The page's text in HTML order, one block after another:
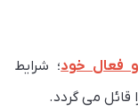
و فعال خود؛ شرایط
قائل می گردد.